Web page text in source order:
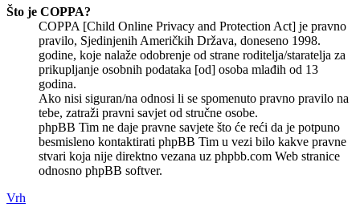
Što je COPPA?
COPPA [Child Online Privacy and Protection Act] je pravno
pravilo, Sjedinjenih Američkih Država, doneseno 1998.
godine, koje nalaže odobrenje od strane roditelja/staratelja za
prikupljanje osobnih podataka [od] osoba mlađih od 13
godina.
Ako nisi siguran/na odnosi li se spomenuto pravno pravilo na
tebe, zatraži pravni savjet od stručne osobe.
phpBB Tim ne daje pravne savjete što će reći da je potpuno
besmisleno kontaktirati phpBB Tim u vezi bilo kakve pravne
stvari koja nije direktno vezana uz phpbb.com Web stranice
odnosno phpBB softver.
Vrh